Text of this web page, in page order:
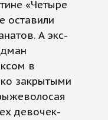
«Четыре
оставили
А экс-
в
закрытыми
девочек-